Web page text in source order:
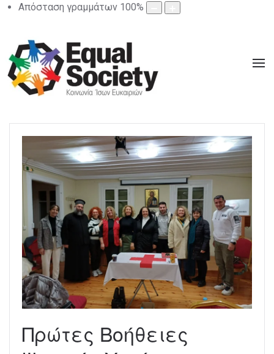
Απόσταση γραμμάτων 100%
Πρώτες Βοήθειες